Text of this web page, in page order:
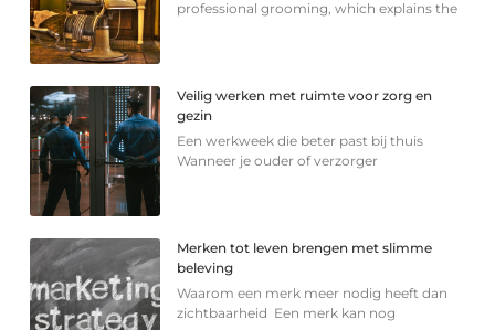
professional grooming, which explains the
Veilig werken met ruimte voor zorg en
gezin
Een werkweek die beter past bij thuis
Wanneer je ouder of verzorger
Merken tot leven brengen met slimme
beleving
Waarom een merk meer nodig heeft dan
zichtbaarheid Een merk kan nog